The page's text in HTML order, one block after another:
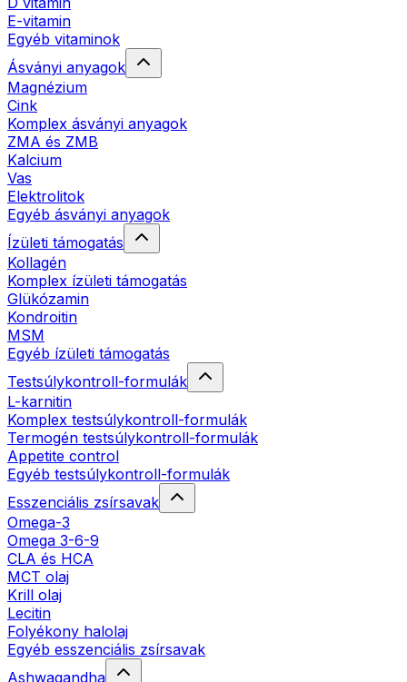
E-vitamin
Egyéb vitaminok
Ásványi anyagok
Magnézium
Cink
Komplex ásványi anyagok
ZMA és ZMB
Kalcium
Vas
Elektrolitok
Egyéb ásványi anyagok
Ízületi támogatás
Kollagén
Komplex ízületi támogatás
Glükózamin
Kondroitin
MSM
Egyéb ízületi támogatás
Testsúlykontroll-formulák
L-karnitin
Komplex testsúlykontroll-formulák
Termogén testsúlykontroll-formulák
Appetite control
Egyéb testsúlykontroll-formulák
Esszenciális zsírsavak
Omega-3
Omega 3-6-9
CLA és HCA
MCT olaj
Krill olaj
Lecitin
Folyékony halolaj
Egyéb esszenciális zsírsavak
Ashwagandha